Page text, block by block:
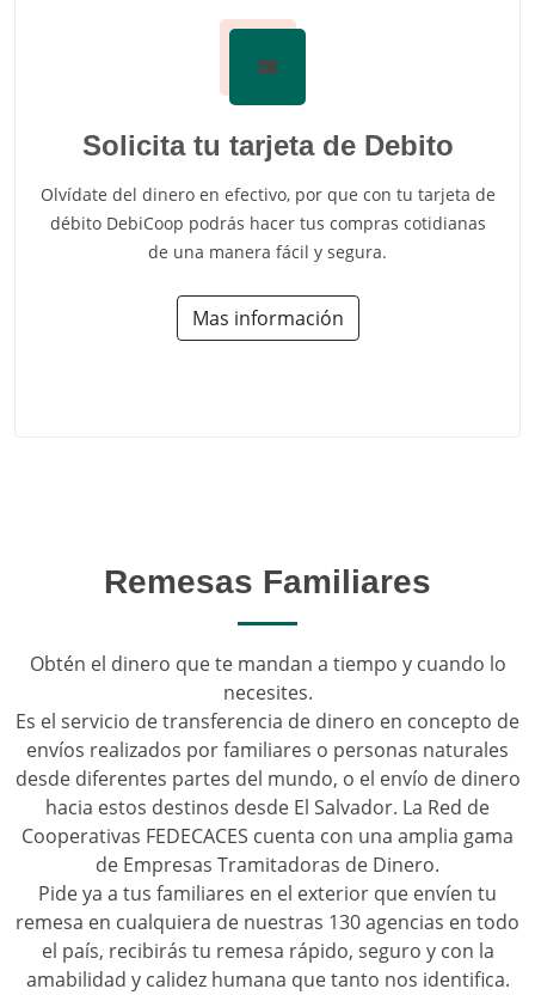
Solicita tu tarjeta de Debito
Olvídate del dinero en efectivo, por que con tu tarjeta de
débito DebiCoop podrás hacer tus compras cotidianas
de una manera fácil y segura.
Mas información
Remesas Familiares
Obtén el dinero que te mandan a tiempo y cuando lo
necesites.
Es el servicio de transferencia de dinero en concepto de
envíos realizados por familiares o personas naturales
desde diferentes partes del mundo, o el envío de dinero
hacia estos destinos desde El Salvador. La Red de
Cooperativas FEDECACES cuenta con una amplia gama
de Empresas Tramitadoras de Dinero.
Pide ya a tus familiares en el exterior que envíen tu
remesa en cualquiera de nuestras 130 agencias en todo
el país, recibirás tu remesa rápido, seguro y con la
amabilidad y calidez humana que tanto nos identifica.